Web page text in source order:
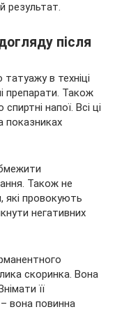
результат.
після
в техніці
препарати. Також
напої. Всі ці
показниках
Також не
які провокують
негативних
скоринка. Вона
її
вона повинна